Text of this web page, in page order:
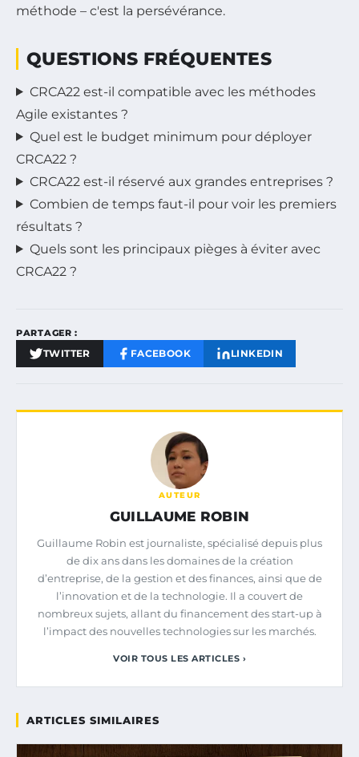
méthode – c'est la persévérance.
QUESTIONS FRÉQUENTES
CRCA22 est-il compatible avec les méthodes
Agile existantes ?
Quel est le budget minimum pour déployer
CRCA22 ?
CRCA22 est-il réservé aux grandes entreprises ?
Combien de temps faut-il pour voir les premiers
résultats ?
Quels sont les principaux pièges à éviter avec
CRCA22 ?
PARTAGER :
TWITTER FACEBOOK LINKEDIN
AUTEUR
GUILLAUME ROBIN
Guillaume Robin est journaliste, spécialisé depuis plus
de dix ans dans les domaines de la création
d’entreprise, de la gestion et des finances, ainsi que de
l’innovation et de la technologie. Il a couvert de
nombreux sujets, allant du financement des start-up à
l’impact des nouvelles technologies sur les marchés.
VOIR TOUS LES ARTICLES ›
ARTICLES SIMILAIRES